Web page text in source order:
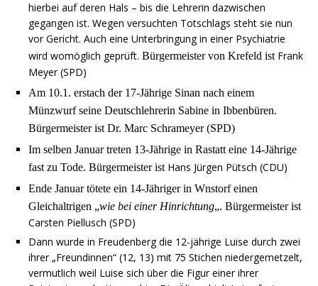
hierbei auf deren Hals – bis die Lehrerin dazwischen
gegangen ist. Wegen versuchten Totschlags steht sie nun
vor Gericht. Auch eine Unterbringung in einer Psychiatrie
wird womöglich geprüft. Bürgermeister von Krefeld ist Frank
Meyer (SPD)
Am 10.1. erstach der 17-Jährige Sinan nach einem
Münzwurf seine Deutschlehrerin Sabine in Ibbenbüren.
Bürgermeister ist Dr. Marc Schrameyer (SPD)
Im selben Januar treten 13-Jährige in Rastatt eine 14-Jährige
fast zu Tode. Bürgermeister ist Hans Jürgen Pütsch (CDU)
Ende Januar tötete ein 14-Jähriger in Wnstorf einen
Gleichaltrigen „wie bei einer Hinrichtung„. Bürgermeister ist
Carsten Piellusch (SPD)
Dann wurde in Freudenberg die 12-jährige Luise durch zwei
ihrer „Freundinnen“ (12, 13) mit 75 Stichen niedergemetzelt,
vermutlich weil Luise sich über die Figur einer ihrer